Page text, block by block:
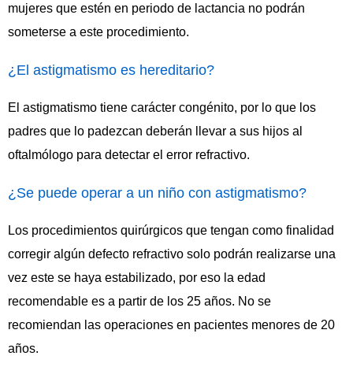
mujeres que estén en periodo de lactancia no podrán
someterse a este procedimiento.
¿El astigmatismo es hereditario?
El astigmatismo tiene carácter congénito, por lo que los
padres que lo padezcan deberán llevar a sus hijos al
oftalmólogo para detectar el error refractivo.
¿Se puede operar a un niño con astigmatismo?
Los procedimientos quirúrgicos que tengan como finalidad
corregir algún defecto refractivo solo podrán realizarse una
vez este se haya estabilizado, por eso la edad
recomendable es a partir de los 25 años. No se
recomiendan las operaciones en pacientes menores de 20
años.